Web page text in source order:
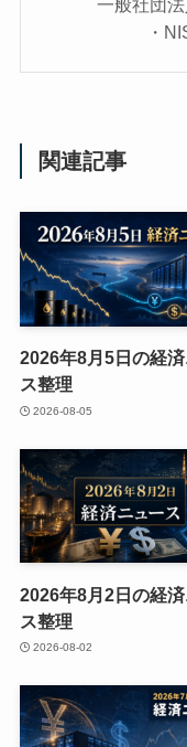
一般社団
・
関連記事
2026年8月5日の経
ス整理
2026-08-05
2026年8月2日の経
ス整理
2026-08-02